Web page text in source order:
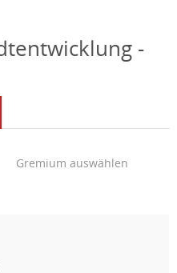
-
Gremium auswählen